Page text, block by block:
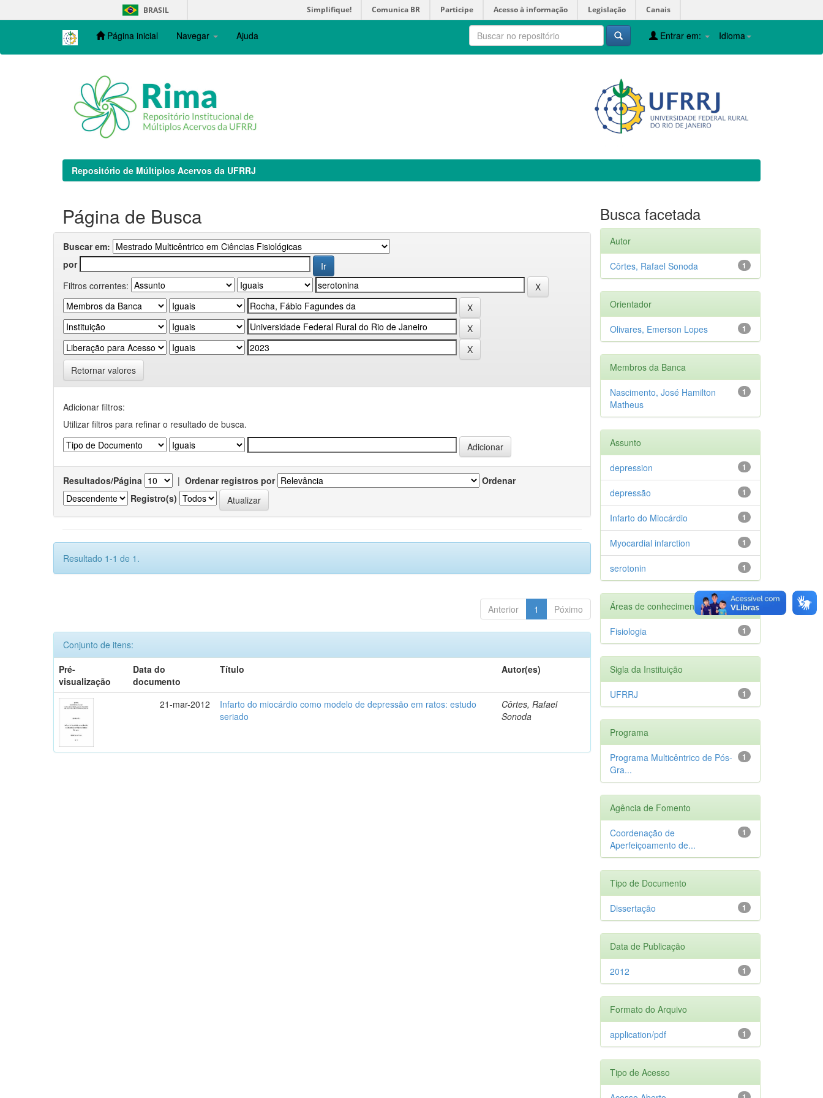
navigation
BRASIL Simplifique! Comunica BR Participe Acesso à informação Legislação Canais
Página inicial Navegar Ajuda Idioma
Entrar em:
Repositório de Múltiplos Acervos da UFRRJ
Página de Busca
Buscar em:
por
Filtros correntes:
Retornar valores
Adicionar filtros:
Utilizar filtros para refinar o resultado de busca.
Resultados/Página | Ordenar registros por
Ordenar
Registro(s)
Resultado 1-1 de 1.
Anterior 1 Póximo
Conjunto de itens:
Pré-
visualização
Data do
documento
Título Autor(es)
21-mar-2012
Infarto do miocárdio como modelo de depressão em ratos: estudo
seriado
Côrtes, Rafael
Sonoda
Busca facetada
Autor
1
Côrtes, Rafael Sonoda
Orientador
1
Olivares, Emerson Lopes
Membros da Banca
1
Nascimento, José Hamilton
Matheus
Assunto
1
depression
1
depressão
1
Infarto do Miocárdio
1
Myocardial infarction
1
serotonin
Áreas de conhecimento
1
Fisiologia
Sigla da Instituição
1
UFRRJ
Programa
1
Programa Multicêntrico de Pós-
Gra...
Agência de Fomento
1
Coordenação de
Aperfeiçoamento de...
Tipo de Documento
1
Dissertação
Data de Publicação
1
2012
Formato do Arquivo
1
application/pdf
Tipo de Acesso